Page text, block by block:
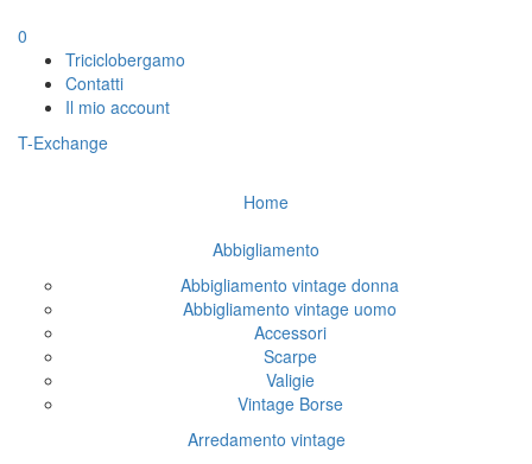
0
Triciclobergamo
Contatti
Il mio account
T-Exchange
Home
Abbigliamento
Abbigliamento vintage donna
Abbigliamento vintage uomo
Accessori
Scarpe
Valigie
Vintage Borse
Arredamento vintage